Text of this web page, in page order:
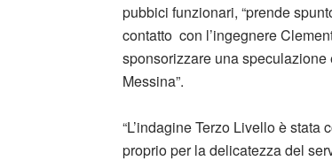
pubbici funzionari, “prende
contatto con l’ingegnere
sponsorizzare una
Messina”.
“L’indagine Terzo Livello è
proprio per la delicatezza del